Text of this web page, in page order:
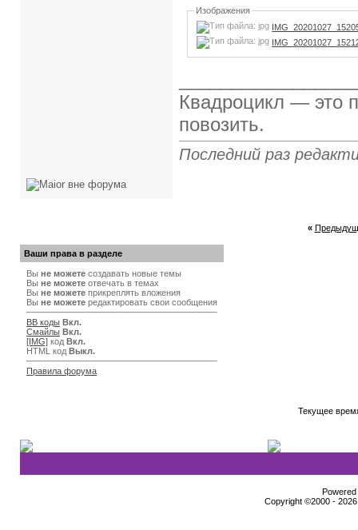
Изображения
Квадроцикл — это
повозить.
Последний раз
«
Ваши права в разделе
Вы не можете создавать новые темы
Вы не можете отвечать в темах
Вы не можете прикреплять вложения
Вы не можете редактировать свои сообщения
BB коды Вкл.
Смайлы Вкл.
[IMG] код Вкл.
HTML код Выкл.
Правила форума
Текущее
Copyright ©2000 -